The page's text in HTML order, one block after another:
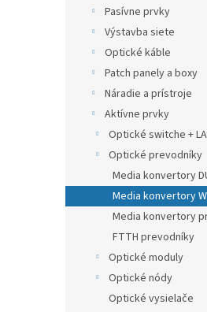
Pasívne prvky
Výstavba siete
Optické káble
Patch panely a boxy
Náradie a prístroje
Aktívne prvky
Optické switche +
Optické prevodníky
Media konvertory
Media konvertory
Media konvertory
FTTH prevodníky
Optické moduly
Optické nódy
Optické vysielače